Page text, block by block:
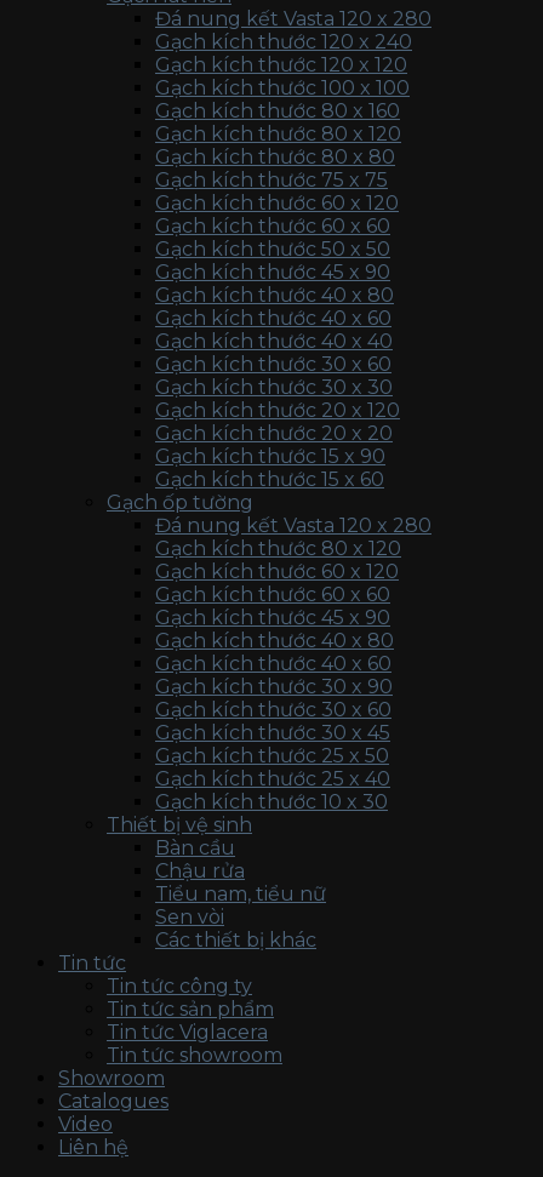
Đá nung kết Vasta 120 x 280
Gạch kích thước 120 x 240
Gạch kích thước 120 x 120
Gạch kích thước 100 x 100
Gạch kích thước 80 x 160
Gạch kích thước 80 x 120
Gạch kích thước 80 x 80
Gạch kích thước 75 x 75
Gạch kích thước 60 x 120
Gạch kích thước 60 x 60
Gạch kích thước 50 x 50
Gạch kích thước 45 x 90
Gạch kích thước 40 x 80
Gạch kích thước 40 x 60
Gạch kích thước 40 x 40
Gạch kích thước 30 x 60
Gạch kích thước 30 x 30
Gạch kích thước 20 x 120
Gạch kích thước 20 x 20
Gạch kích thước 15 x 90
Gạch kích thước 15 x 60
Gạch ốp tường
Đá nung kết Vasta 120 x 280
Gạch kích thước 80 x 120
Gạch kích thước 60 x 120
Gạch kích thước 60 x 60
Gạch kích thước 45 x 90
Gạch kích thước 40 x 80
Gạch kích thước 40 x 60
Gạch kích thước 30 x 90
Gạch kích thước 30 x 60
Gạch kích thước 30 x 45
Gạch kích thước 25 x 50
Gạch kích thước 25 x 40
Gạch kích thước 10 x 30
Thiết bị vệ sinh
Bàn cầu
Chậu rửa
Tiểu nam, tiểu nữ
Sen vòi
Các thiết bị khác
Tin tức
Tin tức công ty
Tin tức sản phẩm
Tin tức Viglacera
Tin tức showroom
Showroom
Catalogues
Video
Liên hệ